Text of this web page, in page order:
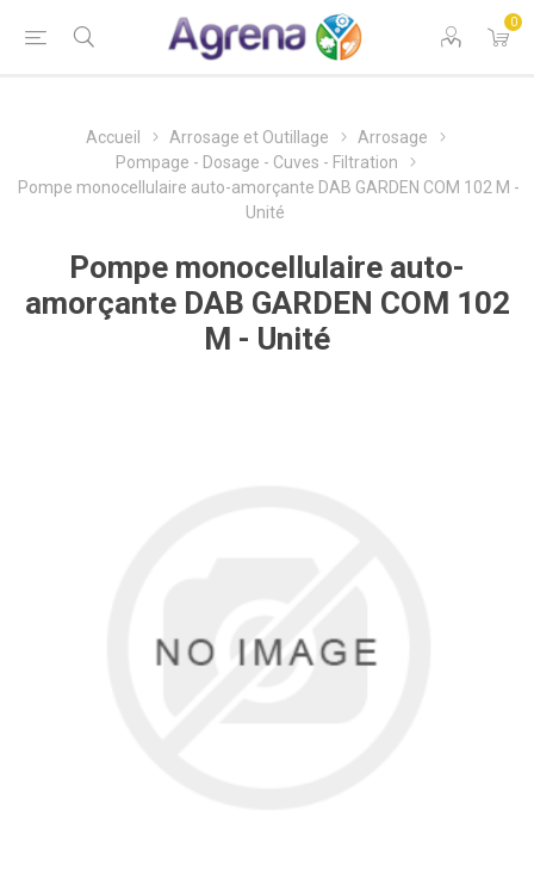
0
Accueil Arrosage et Outillage
Arrosage
Pompage - Dosage - Cuves - Filtration
Pompe monocellulaire auto-amorçante DAB GARDEN COM 102 M -
Unité
Pompe monocellulaire auto-
amorçante DAB GARDEN COM 102
M - Unité